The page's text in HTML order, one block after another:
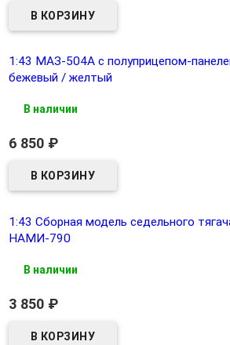
1:43 МАЗ-504А с полуприцепом-
бежевый / желтый
В наличии
6 850 ₽
1:43 Сборная модель седельного
НАМИ-790
В наличии
3 850 ₽